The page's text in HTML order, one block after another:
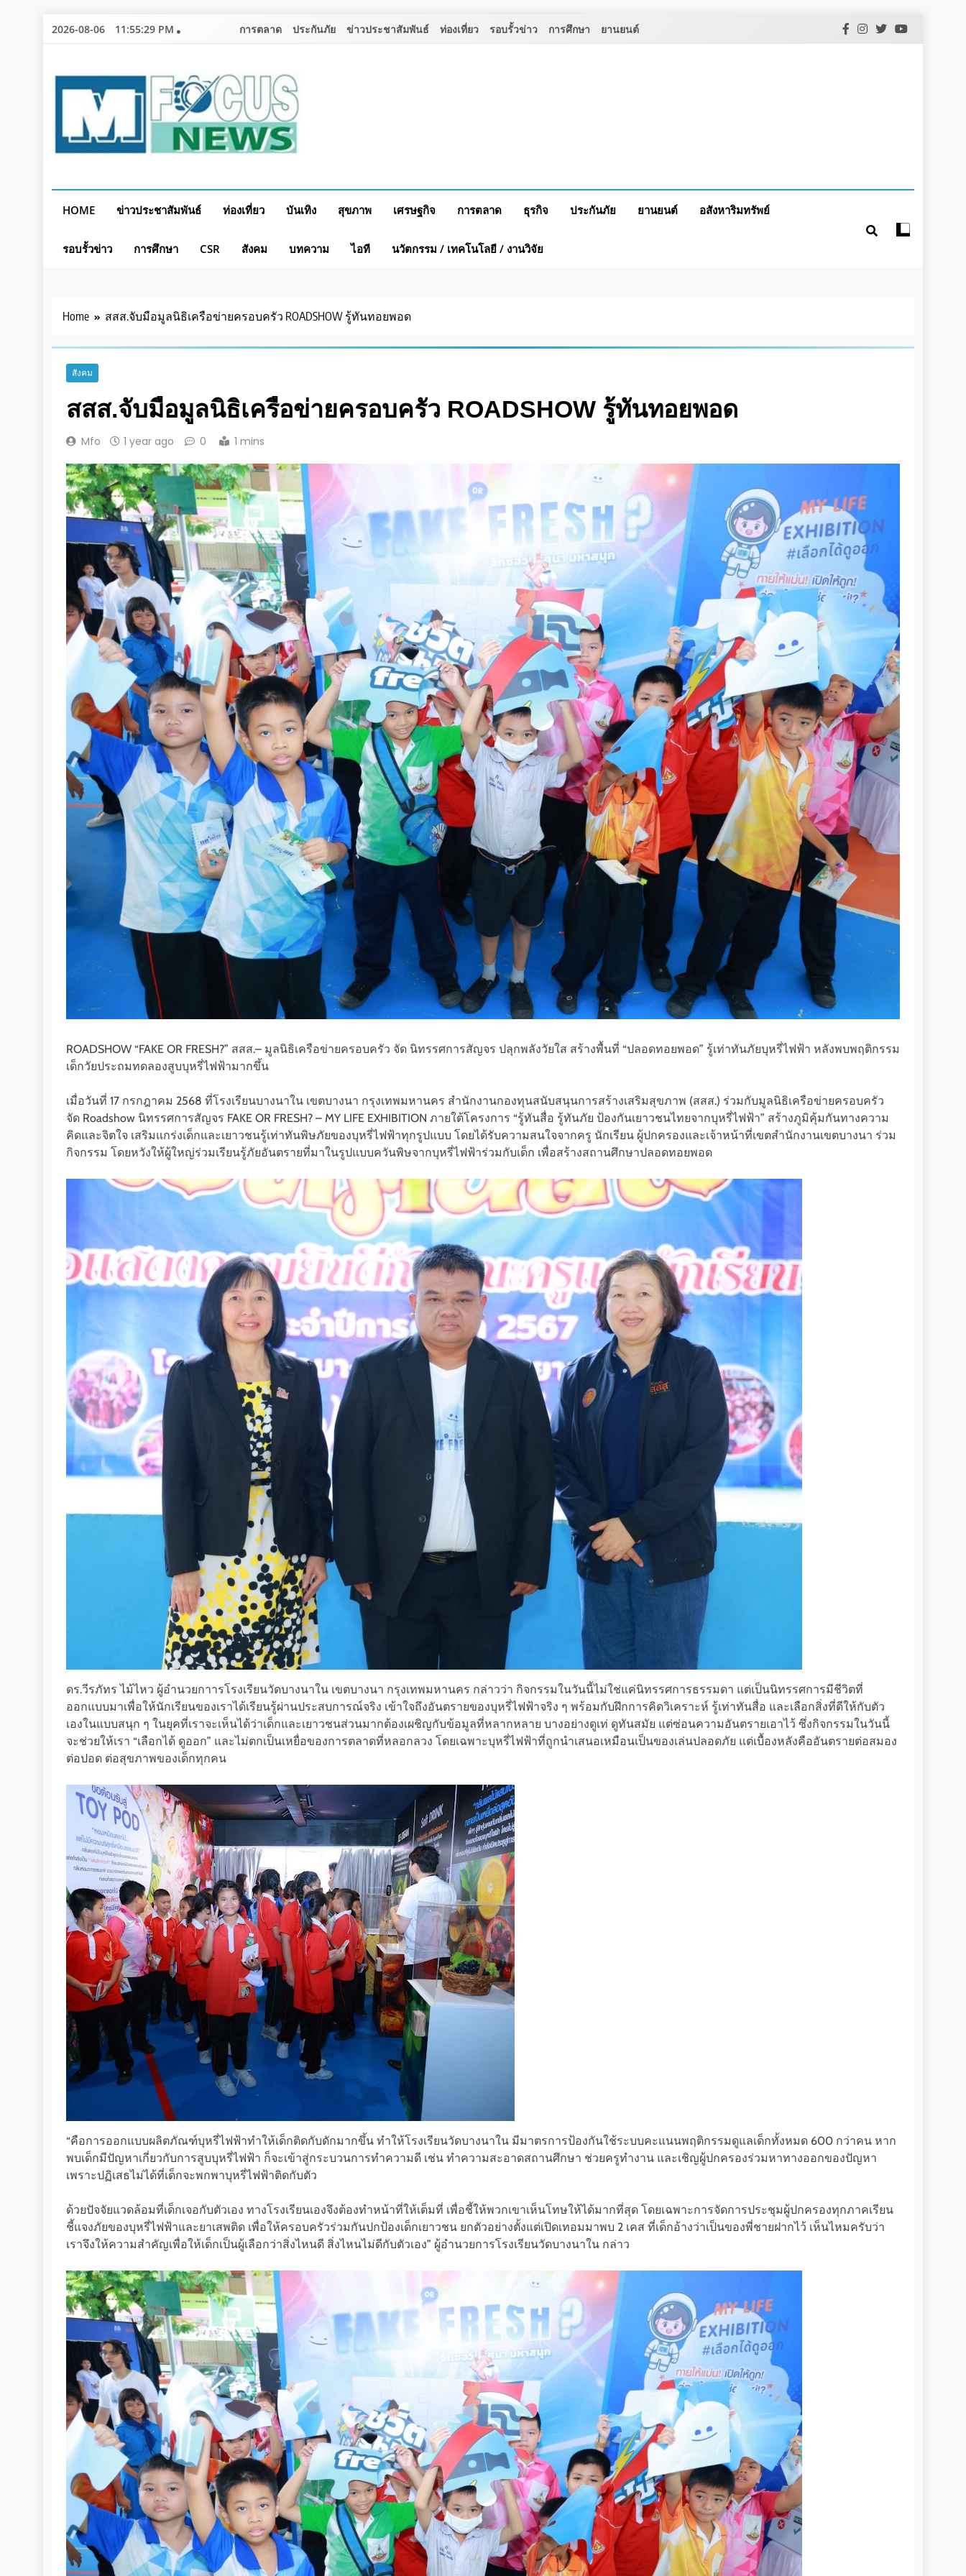
Skip
2026-08-06 11:55:32 PM การตลาด ประกันภัย ข่าวประชาสัมพันธ์ ท่องเที่ยว รอบรั้วข่าว การศึกษา ยานยนต์
HOME ข่าวประชาสัมพันธ์ ท่องเที่ยว บันเทิง สุขภาพ เศรษฐกิจ การตลาด ธุรกิจ ประกันภัย ยานยนต์ อสังหาริมทรัพย์
รอบรั้วข่าว การศึกษา CSR สังคม บทความ ไอที นวัตกรรม / เทคโนโลยี / งานวิจัย
Home สสส.จับมือมูลนิธิเครือข่ายครอบครัว ROADSHOW รู้ทันทอยพอด
สังคม
สสส.จับมือมูลนิธิเครือข่ายครอบครัว ROADSHOW รู้ทันทอยพอด
Mfo 1 year ago 0 1 mins
ROADSHOW “FAKE OR FRESH?” สสส.– มูลนิธิเครือข่ายครอบครัว จัด นิทรรศการสัญจร ปลุกพลังวัยใส สร้างพื้นที่ “ปลอดทอยพอด” รู้เท่าทันภัยบุหรี่ไฟฟ้า หลังพบพฤติกรรม
เด็กวัยประถมทดลองสูบบุหรี่ไฟฟ้ามากขึ้น
เมื่อวันที่ 17 กรกฎาคม 2568 ที่โรงเรียนบางนาใน เขตบางนา กรุงเทพมหานคร สำนักงานกองทุนสนับสนุนการสร้างเสริมสุขภาพ (สสส.) ร่วมกับมูลนิธิเครือข่ายครอบครัว
จัด Roadshow นิทรรศการสัญจร FAKE OR FRESH? – MY LIFE EXHIBITION ภายใต้โครงการ “รู้ทันสื่อ รู้ทันภัย ป้องกันเยาวชนไทยจากบุหรี่ไฟฟ้า” สร้างภูมิคุ้มกันทางความ
คิดและจิตใจ เสริมแกร่งเด็กและเยาวชนรู้เท่าทันพิษภัยของบุหรี่ไฟฟ้าทุกรูปแบบ โดยได้รับความสนใจจากครู นักเรียน ผู้ปกครองและเจ้าหน้าที่เขตสำนักงานเขตบางนา ร่วม
กิจกรรม โดยหวังให้ผู้ใหญ่ร่วมเรียนรู้ภัยอันตรายที่มาในรูปแบบควันพิษจากบุหรี่ไฟฟ้าร่วมกับเด็ก เพื่อสร้างสถานศึกษาปลอดทอยพอด
ดร.วีรภัทร ไม้ไหว ผู้อำนวยกาารโรงเรียนวัดบางนาใน เขตบางนา กรุงเทพมหานคร กล่าวว่า กิจกรรมในวันนี้ไม่ใช่แค่นิทรรศการธรรมดา แต่เป็นนิทรรศการมีชีวิตที่
ออกแบบมาเพื่อให้นักเรียนของเราได้เรียนรู้ผ่านประสบการณ์จริง เข้าใจถึงอันตรายของบุหรี่ไฟฟ้าจริง ๆ พร้อมกับฝึกการคิดวิเคราะห์ รู้เท่าทันสื่อ และเลือกสิ่งที่ดีให้กับตัว
เองในแบบสนุก ๆ ในยุคที่เราจะเห็นได้ว่าเด็กและเยาวชนส่วนมากต้องเผชิญกับข้อมูลที่หลากหลาย บางอย่างดูเท่ ดูทันสมัย แต่ซ่อนความอันตรายเอาไว้ ซึ่งกิจกรรมในวันนี้
จะช่วยให้เรา “เลือกได้ ดูออก” และไม่ตกเป็นเหยื่อของการตลาดที่หลอกลวง โดยเฉพาะบุหรี่ไฟฟ้าที่ถูกนำเสนอเหมือนเป็นของเล่นปลอดภัย แต่เบื้องหลังคืออันตรายต่อสมอง
ต่อปอด ต่อสุขภาพของเด็กทุกคน
“คือการออกแบบผลิตภัณฑ์บุหรี่ไฟฟ้าทำให้เด็กติดกับดักมากขึ้น ทำให้โรงเรียนวัดบางนาใน มีมาตรการป้องกันใช้ระบบคะแนนพฤติกรรมดูแลเด็กทั้งหมด 600 กว่าคน หาก
พบเด็กมีปัญหาเกี่ยวกับการสูบบุหรี่ไฟฟ้า ก็จะเข้าสู่กระบวนการทำความดี เช่น ทำความสะอาดสถานศึกษา ช่วยครูทำงาน และเชิญผู้ปกครองร่วมหาทางออกของปัญหา
เพราะปฏิเสธไม่ได้ที่เด็กจะพกพาบุหรี่ไฟฟ้าติดกับตัว
ด้วยปัจจัยแวดล้อมที่เด็กเจอกับตัวเอง ทางโรงเรียนเองจึงต้องทำหน้าที่ให้เต็มที่ เพื่อชี้ให้พวกเขาเห็นโทษให้ได้มากที่สุด โดยเฉพาะการจัดการประชุมผู้ปกครองทุกภาคเรียน
ชี้แจงภัยของบุหรี่ไฟฟ้าและยาเสพติด เพื่อให้ครอบครัวร่วมกันปกป้องเด็กเยาวชน ยกตัวอย่างตั้งแต่เปิดเทอมมาพบ 2 เคส ที่เด็กอ้างว่าเป็นของพี่ชายฝากไว้ เห็นไหมครับว่า
เราจึงให้ความสำคัญเพื่อให้เด็กเป็นผู้เลือกว่าสิ่งไหนดี สิ่งไหนไม่ดีกับตัวเอง” ผู้อำนวยการโรงเรียนวัดบางนาใน กล่าว